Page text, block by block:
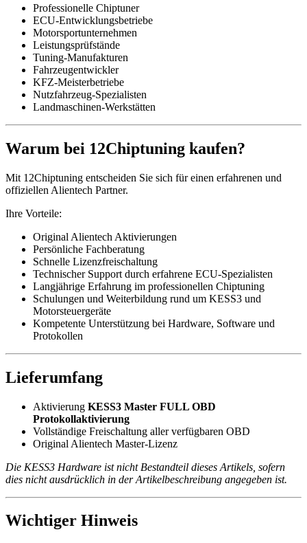
Professionelle Chiptuner
ECU-Entwicklungsbetriebe
Motorsportunternehmen
Leistungsprüfstände
Tuning-Manufakturen
Fahrzeugentwickler
KFZ-Meisterbetriebe
Nutzfahrzeug-Spezialisten
Landmaschinen-Werkstätten
Warum bei 12Chiptuning kaufen?
Mit 12Chiptuning entscheiden Sie sich für einen erfahrenen und
offiziellen Alientech Partner.
Ihre Vorteile:
Original Alientech Aktivierungen
Persönliche Fachberatung
Schnelle Lizenzfreischaltung
Technischer Support durch erfahrene ECU-Spezialisten
Langjährige Erfahrung im professionellen Chiptuning
Schulungen und Weiterbildung rund um KESS3 und
Motorsteuergeräte
Kompetente Unterstützung bei Hardware, Software und
Protokollen
Lieferumfang
Aktivierung KESS3 Master FULL OBD
Protokollaktivierung
Vollständige Freischaltung aller verfügbaren OBD
Original Alientech Master-Lizenz
Die KESS3 Hardware ist nicht Bestandteil dieses Artikels, sofern
dies nicht ausdrücklich in der Artikelbeschreibung angegeben ist.
Wichtiger Hinweis